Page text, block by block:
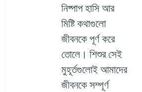
নিষ্পাপ হাসি আর
মিষ্টি কথাগুলো
জীবনকে পূর্ণ করে
তোলে। শিশুর সেই
মুহূর্তগুলোই আমাদের
জীবনকে সম্পূর্ণ